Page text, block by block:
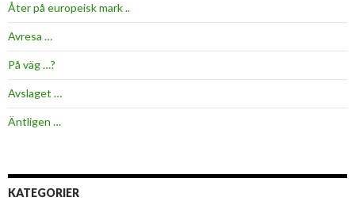
Åter på europeisk mark ..
Avresa …
På väg …?
Avslaget …
Äntligen …
KATEGORIER